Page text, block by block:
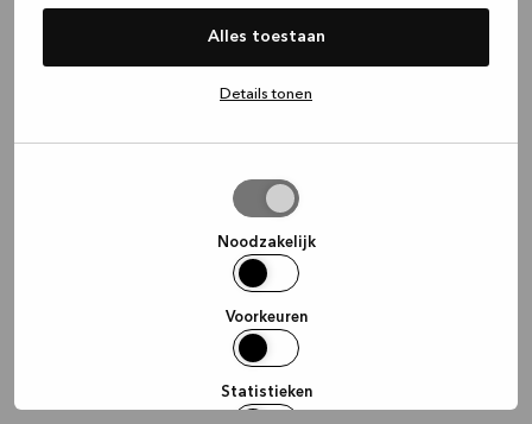
Alles toestaan
Details tonen
Noodzakelijk
Voorkeuren
Statistieken